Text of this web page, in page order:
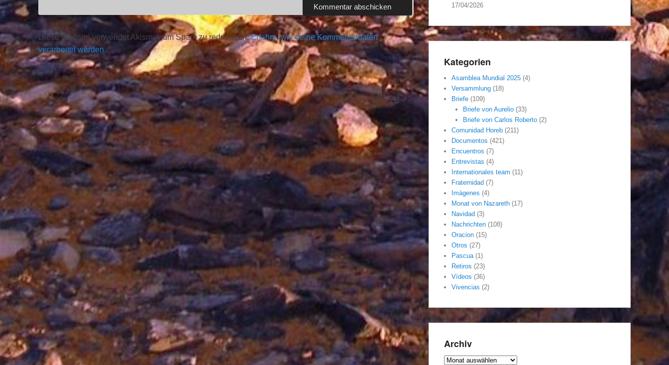
Diese Website verwendet Akismet, um Spam zu reduzieren.Erfahre, wie deine Kommentardaten
verarbeitet werden.
17/04/2026
Kategorien
Asamblea Mundial 2025 (4)
Versammlung (18)
Briefe (109)
Briefe von Aurelio(33)
Briefe von Carlos Roberto(2)
Comunidad Horeb (211)
Documentos (421)
Encuentros (7)
Entrevistas (4)
Internationales team (11)
Fraternidad (7)
Imágenes (4)
Monat von Nazareth (17)
Navidad (3)
Nachrichten (108)
Oracion (15)
Otros (27)
Pascua(1)
Retiros (23)
Vídeos (36)
Vivencias (2)
Archiv
Archiv